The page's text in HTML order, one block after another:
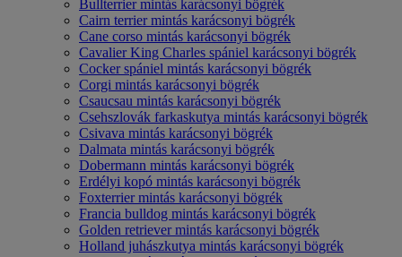
Bullterrier mintás karácsonyi bögrék
Cairn terrier mintás karácsonyi bögrék
Cane corso mintás karácsonyi bögrék
Cavalier King Charles spániel karácsonyi bögrék
Cocker spániel mintás karácsonyi bögrék
Corgi mintás karácsonyi bögrék
Csaucsau mintás karácsonyi bögrék
Csehszlovák farkaskutya mintás karácsonyi bögrék
Csivava mintás karácsonyi bögrék
Dalmata mintás karácsonyi bögrék
Dobermann mintás karácsonyi bögrék
Erdélyi kopó mintás karácsonyi bögrék
Foxterrier mintás karácsonyi bögrék
Francia bulldog mintás karácsonyi bögrék
Golden retriever mintás karácsonyi bögrék
Holland juhászkutya mintás karácsonyi bögrék